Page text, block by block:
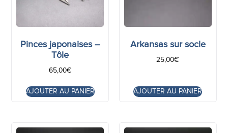
Pinces japonaises –
Tôle
65,00€
AJOUTER AU PANIER
Arkansas sur socle
25,00€
AJOUTER AU PANIER